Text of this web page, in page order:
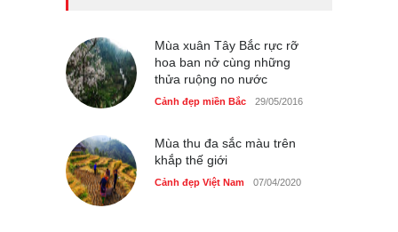
Cảnh đẹp Việt Nam 25/04/2020
Bán đảo Sơn Trà sẽ là khu
du lịch quốc gia
Chợ đêm Phú Quốc có nhà
vệ sinh miễn phí
Mùa xuân Tây Bắc rực rỡ
hoa ban nở cùng những
thửa ruộng no nước
Cảnh đẹp miền Bắc 29/05/2016
Mùa thu đa sắc màu trên
khắp thế giới
Cảnh đẹp Việt Nam 07/04/2020